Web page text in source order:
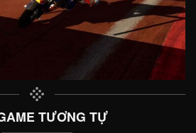
TƯƠNG TỰ